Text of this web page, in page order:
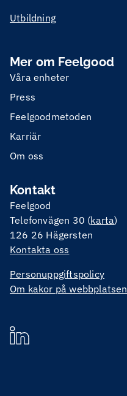
Utbildning
Mer om Feelgood
Våra enheter
Press
Feelgoodmetoden
Karriär
Om oss
Kontakt
Feelgood
Telefonvägen 30 (karta)
126 26 Hägersten
Kontakta oss
Personuppgiftspolicy
Om kakor på webbplatsen